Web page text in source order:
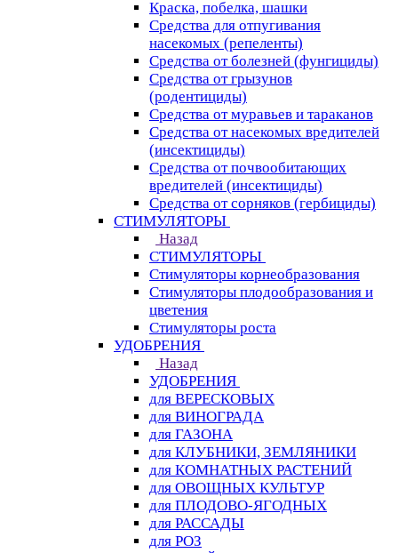
Краска, побелка, шашки
Средства для отпугивания
насекомых (репеленты)
Средства от болезней (фунгициды)
Средства от грызунов
(родентициды)
Средства от муравьев и тараканов
Средства от насекомых вредителей
(инсектициды)
Средства от почвообитающих
вредителей (инсектициды)
Средства от сорняков (гербициды)
СТИМУЛЯТОРЫ
Назад
СТИМУЛЯТОРЫ
Стимуляторы корнеобразования
Стимуляторы плодообразования и
цветения
Стимуляторы роста
УДОБРЕНИЯ
Назад
УДОБРЕНИЯ
для ВЕРЕСКОВЫХ
для ВИНОГРАДА
для ГАЗОНА
для КЛУБНИКИ, ЗЕМЛЯНИКИ
для КОМНАТНЫХ РАСТЕНИЙ
для ОВОЩНЫХ КУЛЬТУР
для ПЛОДОВО-ЯГОДНЫХ
для РАССАДЫ
для РОЗ